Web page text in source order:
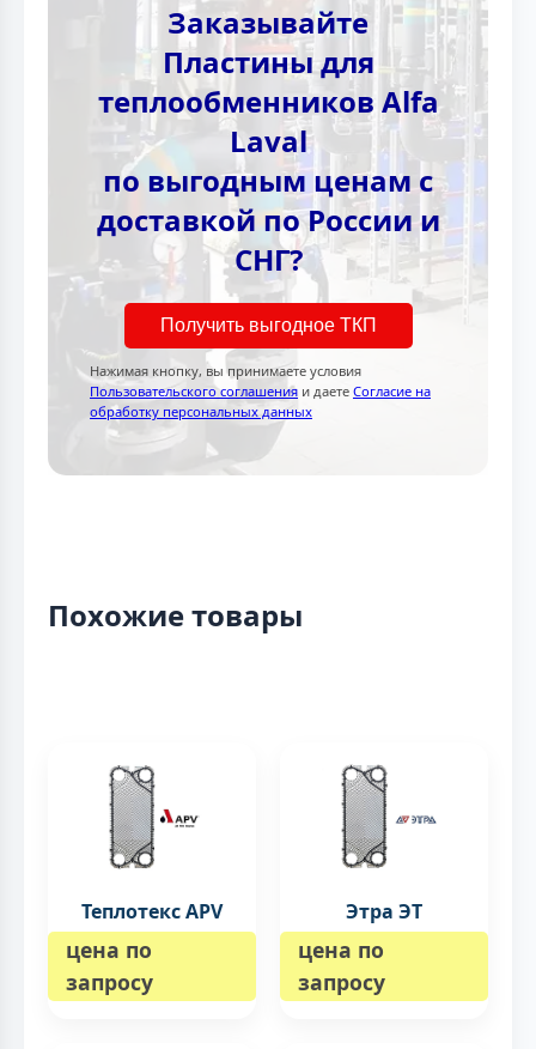
Заказывайте
Пластины для
теплообменников Alfa
Laval
по выгодным ценам с
доставкой по России и
СНГ?
Получить выгодное ТКП
Нажимая кнопку, вы принимаете условия
Пользовательского соглашения и даете Согласие на
обработку персональных данных
Похожие товары
Теплотекс APV
цена по
запросу
Этра ЭТ
цена по
запросу